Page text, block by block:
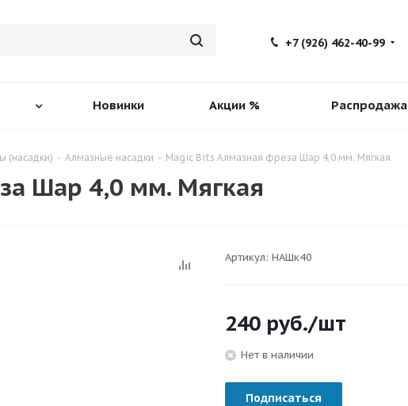
+7 (926) 462-40-99
Новинки Акции % Распродажа
(насадки) - Алмазные насадки - Magic Bits Алмазная фреза Шар 4,0 мм. Мягкая
Шар 4,0 мм. Мягкая
Артикул: НАШк40
240 руб./шт
Нет в наличии
Подписаться